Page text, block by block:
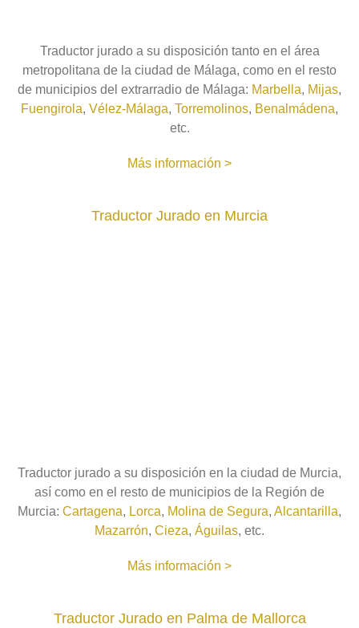
Traductor jurado a su disposición tanto en el área
metropolitana de la ciudad de Málaga, como en el resto
de municipios del extrarradio de Málaga: Marbella, Mijas,
Fuengirola, Vélez-Málaga, Torremolinos, Benalmádena,
etc.
Más información >
Traductor Jurado en Murcia
Traductor jurado a su disposición en la ciudad de Murcia,
así como en el resto de municipios de la Región de
Murcia: Cartagena, Lorca, Molina de Segura, Alcantarilla,
Mazarrón, Cieza, Águilas, etc.
Más información >
Traductor Jurado en Palma de Mallorca